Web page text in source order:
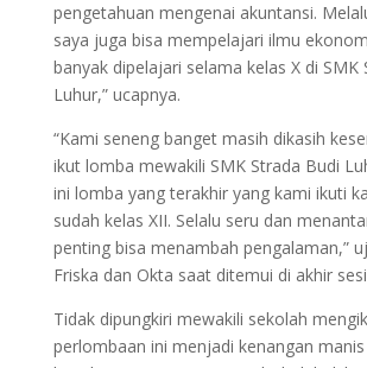
pengetahuan mengenai akuntansi.
saya juga bisa mempelajari ilmu
banyak dipelajari selama kelas X di SMK
Luhur,” ucapnya.
“Kami seneng banget masih dikasih
ikut lomba mewakili SMK Strada Budi
ini lomba yang terakhir yang kami ikuti
sudah kelas XII. Selalu seru dan
penting bisa menambah pengalaman,”
Friska dan Okta saat ditemui di akhir
Tidak dipungkiri mewakili sekolah
perlombaan ini menjadi kenangan